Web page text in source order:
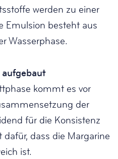
werden zu einer
Emulsion besteht aus
Wasserphase.
aufgebaut
kommt es vor
der
für die Konsistenz
dass die Margarine
ist.